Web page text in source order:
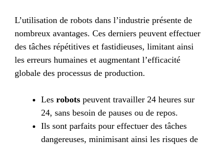
L’utilisation de robots dans l’industrie présente de
nombreux avantages. Ces derniers peuvent effectuer
des tâches répétitives et fastidieuses, limitant ainsi
les erreurs humaines et augmentant l’efficacité
globale des processus de production.
Les robots peuvent travailler 24 heures sur
24, sans besoin de pauses ou de repos.
Ils sont parfaits pour effectuer des tâches
dangereuses, minimisant ainsi les risques de